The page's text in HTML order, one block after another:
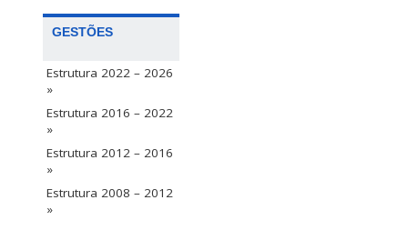
GESTÕES
Estrutura 2022 – 2026
»
Estrutura 2016 – 2022
»
Estrutura 2012 – 2016
»
Estrutura 2008 – 2012
»